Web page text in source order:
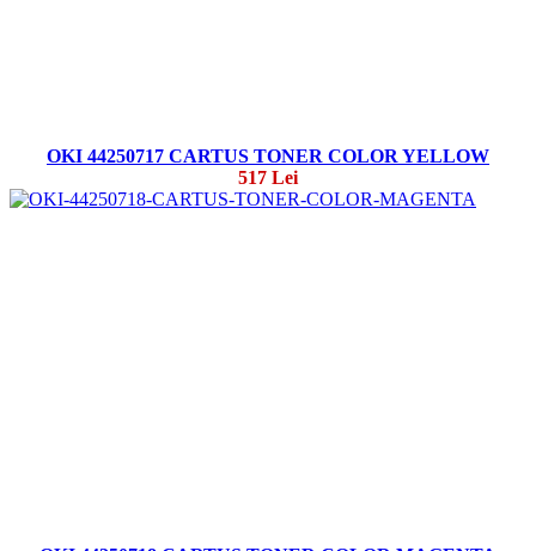
OKI 44250717 CARTUS TONER COLOR YELLOW
517 Lei